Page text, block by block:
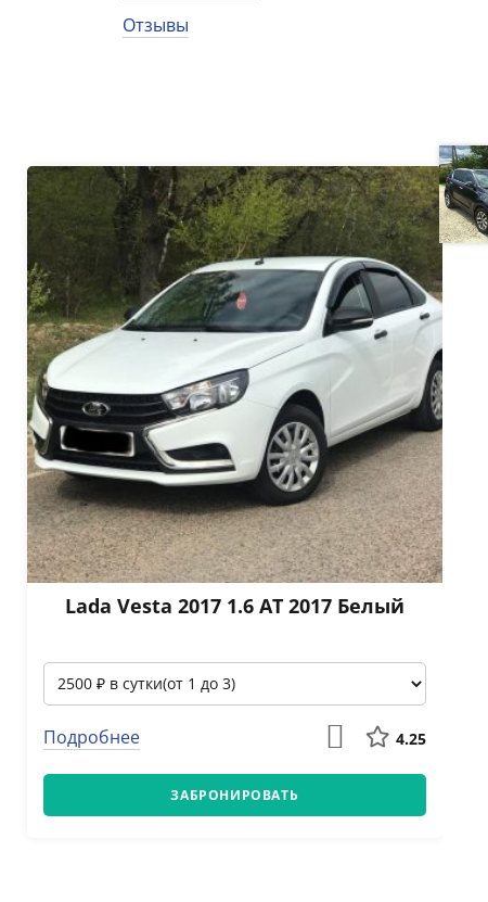
Отзывы
Lada Vesta 2017 1.6 АТ 2017 Белый
Подробнее 4.25
ЗАБРОНИРОВАТЬ